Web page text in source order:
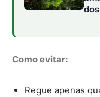
rega por alguns dias.